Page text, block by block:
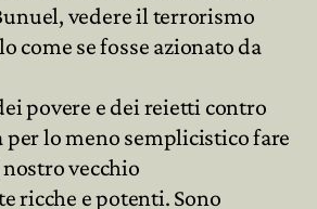
vedere il terrorismo
come se fosse azionato da
povere e dei reietti contro
lo meno semplicistico fare
vecchio
ricche e potenti. Sono